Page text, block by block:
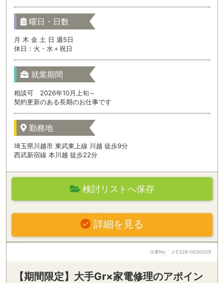
曜日・日数
月 木 金 土 日 週5日
休日：火・水＋祝日
就業期間
相談可 2026年10月上旬～
契約更新のある長期のお仕事です
勤務地
埼玉県川越市 東武東上線 川越 徒歩9分
西武新宿線 本川越 徒歩22分
検討リストへ保存
詳細を見る
仕事No J-ES26-0630029
【期間限定】大手Gr×家電修理のアポイン